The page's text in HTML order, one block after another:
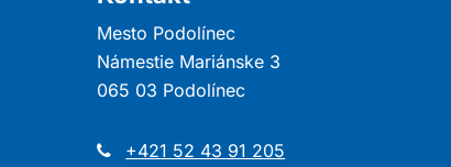
Mesto Podolínec
Námestie Mariánske 3
065 03 Podolínec
+421 52 43 91 205